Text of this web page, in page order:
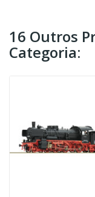
16 Outros
Categoria: